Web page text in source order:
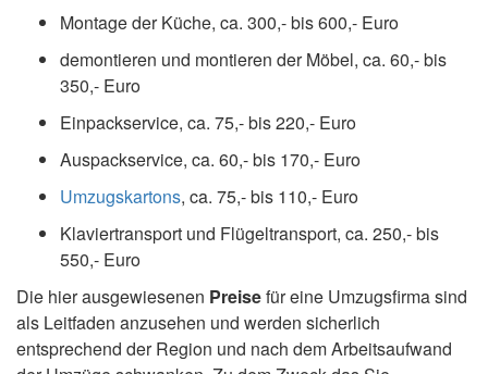
Montage der Küche, ca. 300,- bis 600,- Euro
demontieren und montieren der Möbel, ca. 60,- bis
350,- Euro
Einpackservice, ca. 75,- bis 220,- Euro
Auspackservice, ca. 60,- bis 170,- Euro
Umzugskartons, ca. 75,- bis 110,- Euro
Klaviertransport und Flügeltransport, ca. 250,- bis
550,- Euro
Die hier ausgewiesenen Preisefür eine Umzugsfirma sind
als Leitfaden anzusehen und werden sicherlich
entsprechend der Region und nach dem Arbeitsaufwand